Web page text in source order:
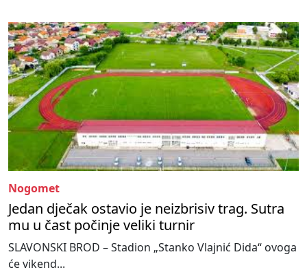
Nogomet
Jedan dječak ostavio je neizbrisiv trag. Sutra
mu u čast počinje veliki turnir
SLAVONSKI BROD – Stadion „Stanko Vlajnić Dida“ ovoga
će vikend...